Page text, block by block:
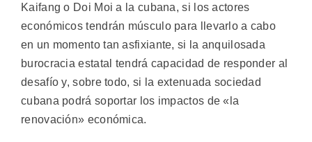
Kaifang o Doi Moi a la cubana, si los actores
económicos tendrán músculo para llevarlo a cabo
en un momento tan asfixiante, si la anquilosada
burocracia estatal tendrá capacidad de responder al
desafío y, sobre todo, si la extenuada sociedad
cubana podrá soportar los impactos de «la
renovación» económica.